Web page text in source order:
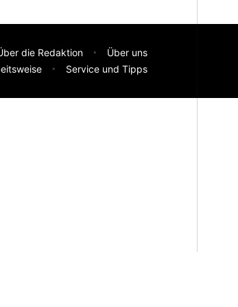
die Redaktion
Über uns
Service und Tipps